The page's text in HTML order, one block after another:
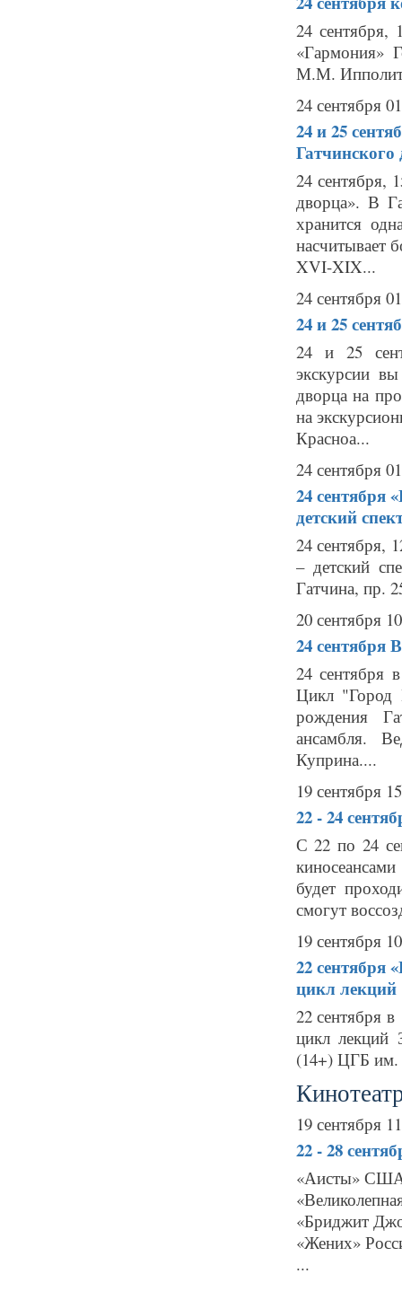
24
«Гармония»
М.М.
24 сентября
24 и 25
Гатчинского
24 сентября,
дворца». В
хранится
насчитывает
XVI-XIX...
24 сентября
24 и 25
24 и 25
экскурсии
дворца на
на
Красноа...
24 сентября
24 сентября
детский
24
– детский
Гатчина, пр.
20 сентября
24 сентября
24 сентября
Цикл "Город
рождения
ансамбля.
Куприна....
19 сентября
22 - 24
С 22 по 24
будет
смогут
19 сентября
22 сентября
цикл лекций
22 сентября
цикл лекций
(14+) ЦГБ
19 сентября
22 - 28
«Аисты»
«Бриджит
«Жених»
...